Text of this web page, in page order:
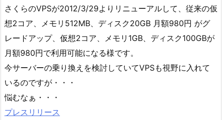
さくらのVPSが2012/3/29よりリニューアルして、従来の仮
想2コア、メモリ512MB、ディスク20GB 月額980円 がグ
レードアップ、仮想2コア、メモリ1GB、ディスク100GBが
月額980円で利用可能になる様です。
今サーバーの乗り換えを検討していてVPSも視野に入れて
いるのですが・・・
悩むなぁ・・・
プレスリリース